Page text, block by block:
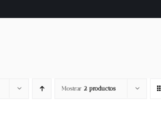
Mostrar 2 productos